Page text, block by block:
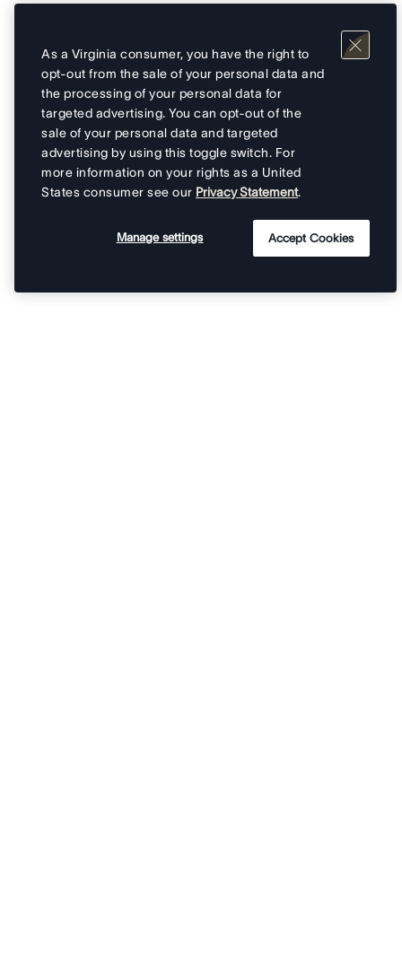
As a Virginia consumer, you have the right to
opt-out from the sale of your personal data and
the processing of your personal data for
targeted advertising. You can opt-out of the
sale of your personal data and targeted
advertising by using this toggle switch. For
more information on your rights as a United
States consumer see our Privacy Statement.
Manage settings Accept Cookies